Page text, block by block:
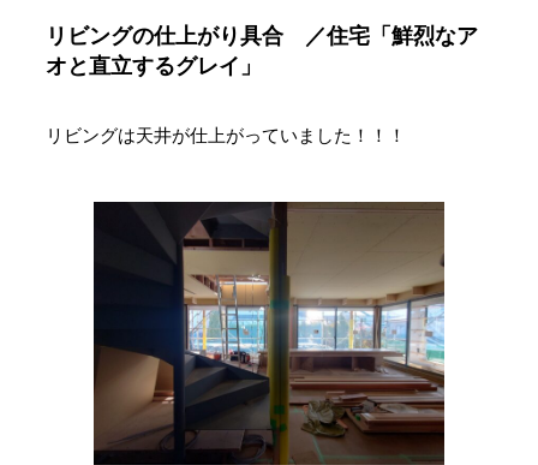
リビングの仕上がり具合 ／住宅「鮮烈なア
オと直立するグレイ」
リビングは天井が仕上がっていました！！！